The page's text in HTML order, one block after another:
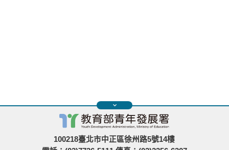
100218臺北市中正區徐州路5號14樓